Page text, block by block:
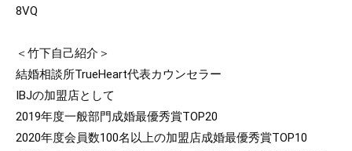
8VQ
＜竹下自己紹介＞
結婚相談所TrueHeart代表カウンセラー
IBJの加盟店として
2019年度一般部門成婚最優秀賞TOP20
2020年度会員数100名以上の加盟店成婚最優秀賞TOP10